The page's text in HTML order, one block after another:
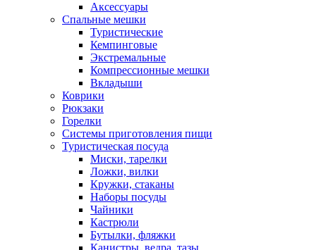
Аксессуары
Спальные мешки
Туристические
Кемпинговые
Экстремальные
Компрессионные мешки
Вкладыши
Коврики
Рюкзаки
Горелки
Системы приготовления пищи
Туристическая посуда
Миски, тарелки
Ложки, вилки
Кружки, стаканы
Наборы посуды
Чайники
Кастрюли
Бутылки, фляжки
Канистры, ведра, тазы